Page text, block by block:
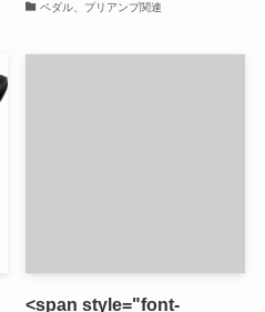
ペダル、プリアンプ関連
<span style="font-